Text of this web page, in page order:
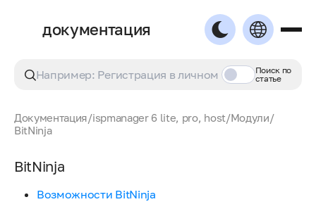
документация
Поиск по
статье
Документация/ispmanager 6 lite, pro, host/Модули/
BitNinja
BitNinja
Возможности BitNinja